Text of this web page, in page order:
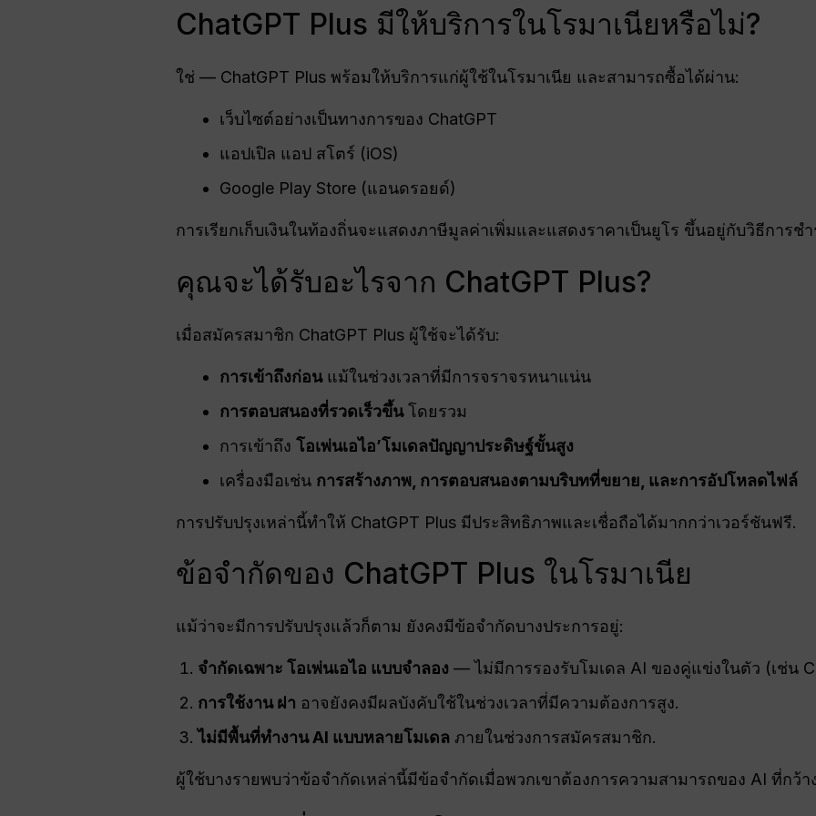
ChatGPT Plus มีให้บริการในโรมาเนียหรือไม่?
ใช่ — ChatGPT Plus พร้อมให้บริการแก่ผู้ใช้ในโรมาเนีย และสามารถซื้อได้ผ่าน:
เว็บไซต์อย่างเป็นทางการของ ChatGPT
แอปเปิล แอป สโตร์ (iOS)
Google Play Store (แอนดรอยด์)
การเรียกเก็บเงินในท้องถิ่นจะแสดงภาษีมูลค่าเพิ่มและแสดงราคาเป็นยูโร ขึ้นอยู่กับวิธีการช
คุณจะได้รับอะไรจาก ChatGPT Plus?
เมื่อสมัครสมาชิก ChatGPT Plus ผู้ใช้จะได้รับ:
การเข้าถึงก่อนแม้ในช่วงเวลาที่มีการจราจรหนาแน่น
การตอบสนองที่รวดเร็วขึ้นโดยรวม
การเข้าถึง โอเพ่นเอไอ’โมเดลปัญญาประดิษฐ์ขั้นสูง
เครื่องมือเช่น การสร้างภาพ, การตอบสนองตามบริบทที่ขยาย, และการอัปโหลดไฟล์
การปรับปรุงเหล่านี้ทำให้ ChatGPT Plus มีประสิทธิภาพและเชื่อถือได้มากกว่าเวอร์ชันฟรี.
ข้อจำกัดของ ChatGPT Plus ในโรมาเนีย
แม้ว่าจะมีการปรับปรุงแล้วก็ตาม ยังคงมีข้อจำกัดบางประการอยู่:
จำกัดเฉพาะ โอเพ่นเอไอ แบบจำลอง — ไม่มีการรองรับโมเดล AI ของคู่แข่งในตัว (เช่น
การใช้งานฝา อาจยังคงมีผลบังคับใช้ในช่วงเวลาที่มีความต้องการสูง.
ไม่มีพื้นที่ทำงาน AI แบบหลายโมเดล ภายในช่วงการสมัครสมาชิก.
ผู้ใช้บางรายพบว่าข้อจำกัดเหล่านี้มีข้อจำกัดเมื่อพวกเขาต้องการความสามารถของ AI ที่กว้า